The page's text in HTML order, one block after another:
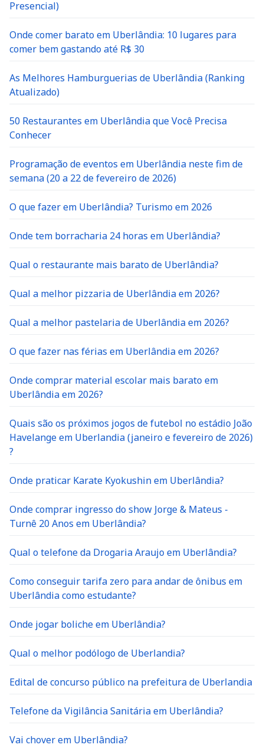
Presencial)
Onde comer barato em Uberlândia: 10 lugares para
comer bem gastando até R$ 30
As Melhores Hamburguerias de Uberlândia (Ranking
Atualizado)
50 Restaurantes em Uberlândia que Você Precisa
Conhecer
Programação de eventos em Uberlândia neste fim de
semana (20 a 22 de fevereiro de 2026)
O que fazer em Uberlândia? Turismo em 2026
Onde tem borracharia 24 horas em Uberlândia?
Qual o restaurante mais barato de Uberlândia?
Qual a melhor pizzaria de Uberlândia em 2026?
Qual a melhor pastelaria de Uberlândia em 2026?
O que fazer nas férias em Uberlândia em 2026?
Onde comprar material escolar mais barato em
Uberlândia em 2026?
Quais são os próximos jogos de futebol no estádio João
Havelange em Uberlandia (janeiro e fevereiro de 2026)
?
Onde praticar Karate Kyokushin em Uberlândia?
Onde comprar ingresso do show Jorge & Mateus -
Turnê 20 Anos em Uberlândia?
Qual o telefone da Drogaria Araujo em Uberlândia?
Como conseguir tarifa zero para andar de ônibus em
Uberlândia como estudante?
Onde jogar boliche em Uberlândia?
Qual o melhor podólogo de Uberlandia?
Edital de concurso público na prefeitura de Uberlandia
Telefone da Vigilância Sanitária em Uberlândia?
Vai chover em Uberlândia?